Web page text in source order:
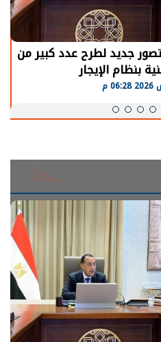
جديد لطرح عدد كبير من
بنظام الإيجار